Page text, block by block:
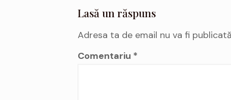
Lasă un răspuns
Adresa ta de email nu va fi
Comentariu *